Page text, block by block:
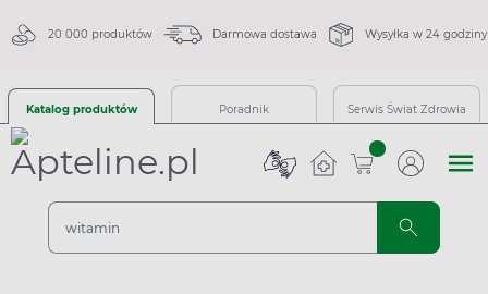
20 000 produktów Darmowa dostawa Wysyłka w 24 godziny
Katalog produktów Poradnik Serwis Świat Zdrowia
sztuk